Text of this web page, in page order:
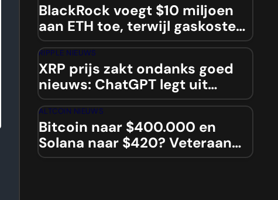
BlackRock voegt $10 miljoen
aan ETH toe, terwijl gaskosten
blijven dalen
RIPPLE NIEUWS
XRP prijs zakt ondanks goed
nieuws: ChatGPT legt uit
waarom..
ALTCOIN NIEUWS
Bitcoin naar $400.000 en
Solana naar $420? Veteraan
dropt bommetjes!